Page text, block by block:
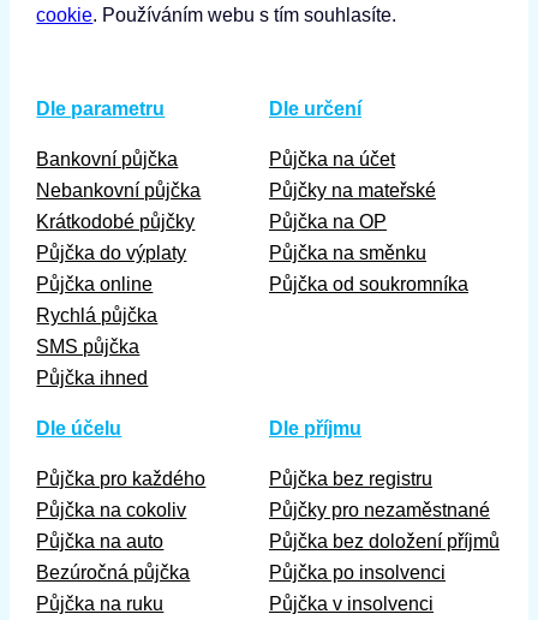
cookie. Používáním webu s tím souhlasíte.
Dle parametru
Bankovní půjčka
Nebankovní půjčka
Krátkodobé půjčky
Půjčka do výplaty
Půjčka online
Rychlá půjčka
SMS půjčka
Půjčka ihned
Dle určení
Půjčka na účet
Půjčky na mateřské
Půjčka na OP
Půjčka na směnku
Půjčka od soukromníka
Dle účelu
Půjčka pro každého
Půjčka na cokoliv
Půjčka na auto
Bezúročná půjčka
Půjčka na ruku
Dle příjmu
Půjčka bez registru
Půjčky pro nezaměstnané
Půjčka bez doložení příjmů
Půjčka po insolvenci
Půjčka v insolvenci